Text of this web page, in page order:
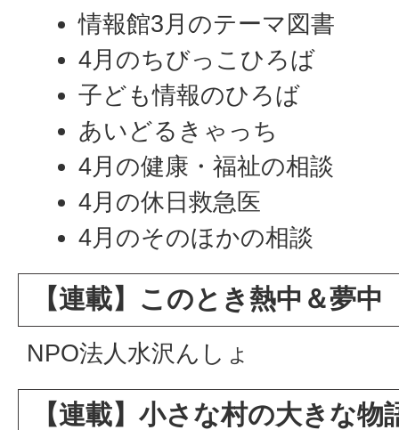
情報館3月のテーマ図書
4月のちびっこひろば
子ども情報のひろば
あいどるきゃっち
4月の健康・福祉の相談
4月の休日救急医
4月のそのほかの相談
【連載】このとき熱中＆夢中
NPO法人水沢んしょ
【連載】小さな村の大きな物